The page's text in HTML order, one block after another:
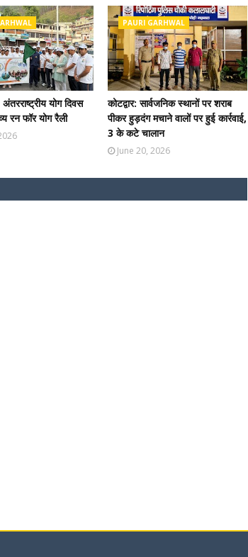
योग दिवस
रन फॉर योग रैली
PAURI GARHWAL
कोटद्वार: सार्वजनिक स्थानों पर शराब
पीकर हुड़दंग मचाने वालों पर हुई कार्रवाई,
3 के कटे चालान
June 20, 2026